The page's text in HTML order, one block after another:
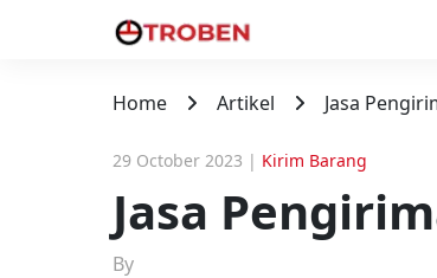
Home Artikel Jasa
29 October 2023 | Kirim Barang
Jasa
By